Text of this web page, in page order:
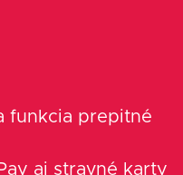
funkcia prepitné
aj stravné karty